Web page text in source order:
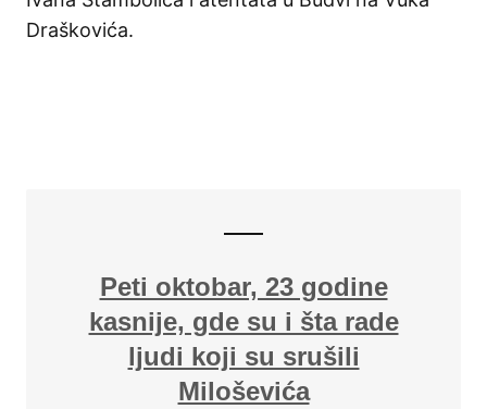
Draškovića.
Peti oktobar, 23 godine
kasnije, gde su i šta rade
ljudi koji su srušili
Miloševića